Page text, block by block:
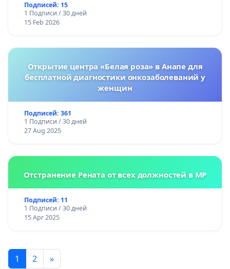
Подписей: 15
1 Подписи / 30 дней
15 Feb 2026
Открытие центра «Белая роза» в Анапе для
бесплатной диагностики онкозаболеваний у
женщин
Подписей: 361
1 Подписи / 30 дней
27 Aug 2025
Отстранение Рената от всех должностей в МР
Подписей: 11
1 Подписи / 30 дней
15 Apr 2025
1 2 »